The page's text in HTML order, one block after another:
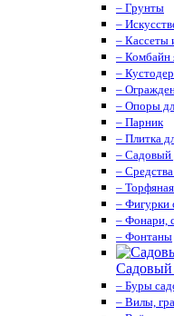
– Грунты
–
– Кассеты
– Комбайн
–
–
– Опоры
– Парник
– Плитка
– Садовый
–
–
– Фигурки
– Фонари,
– Фонтаны
Садовый
– Буры
– Вилы,